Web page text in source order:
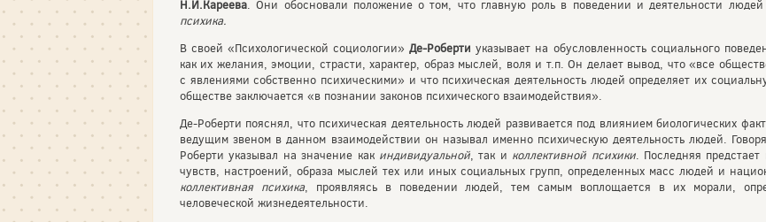
Н.И.Кареева. Они обосновали положение о том, что главную роль в поведении и деятельности людей
психика.
В своей «Психологической социологии»Де-Роберти указывает на обусловленность социального
как их желания, эмоции, страсти, характер, образ мыслей, воля и т.п. Он делает вывод, что «все
с явлениями собственно психическими» и что психическая деятельность людей определяет их
обществе заключается «в познании законов психического взаимодействия».
Де-Роберти пояснял, что психическая деятельность людей развивается под влиянием биологических
ведущим звеном в данном взаимодействии он называл именно психическую деятельность людей.
Роберти указывал на значение как индивидуальной, так и коллективной психики. Последняя предстает
чувств, настроений, образа мыслей тех или иных социальных групп, определенных масс людей и
коллективная психика, проявляясь в поведении людей, тем самым воплощается в их морали,
человеческой жизнедеятельности.